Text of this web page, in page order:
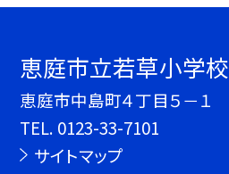
恵庭市立若草小学校
恵庭市中島町４丁目５－１
TEL. 0123-33-7101
サイトマップ